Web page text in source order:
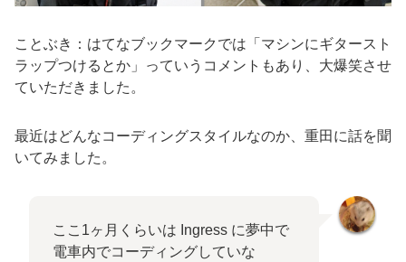
ことぶき：はてなブックマークでは「マシンにギタースト
ラップつけるとか」っていうコメントもあり、大爆笑させ
ていただきました。
最近はどんなコーディングスタイルなのか、重田に話を聞
いてみました。
ここ1ヶ月くらいは Ingress に夢中で
電車内でコーディングしていな